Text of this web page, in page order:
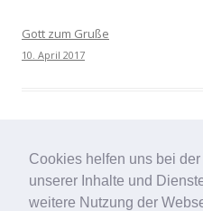
Cookies helfen uns bei
unserer Inhalte und
weitere Nutzung der
Gott zum Gruße
10. April 2017
Verkauft